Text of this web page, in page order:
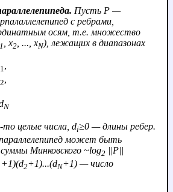
Пусть P —
с ребрами,
осям, т.е. множество
1 x2 , ..., xN), лежащих в диапазонах
1,
2,
N
то целые числа, di≥0 — длины ребер.
может быть
Минковского ~log2 ||P||
+1)(d2+1)...(dN+1) — число